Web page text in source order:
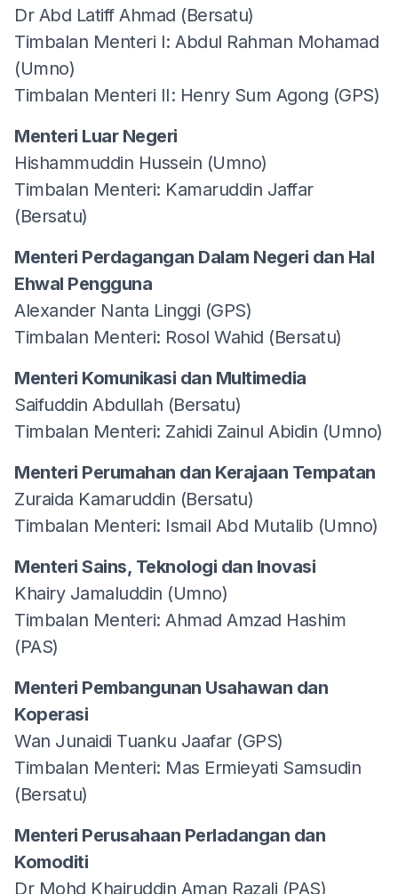
Dr Abd Latiff Ahmad (Bersatu)
Timbalan Menteri I: Abdul Rahman Mohamad
(Umno)
Timbalan Menteri II: Henry Sum Agong (GPS)
Menteri Luar Negeri
Hishammuddin Hussein (Umno)
Timbalan Menteri: Kamaruddin Jaffar
(Bersatu)
Menteri Perdagangan Dalam Negeri dan Hal
Ehwal Pengguna
Alexander Nanta Linggi (GPS)
Timbalan Menteri: Rosol Wahid (Bersatu)
Menteri Komunikasi dan Multimedia
Saifuddin Abdullah (Bersatu)
Timbalan Menteri: Zahidi Zainul Abidin (Umno)
Menteri Perumahan dan Kerajaan Tempatan
Zuraida Kamaruddin (Bersatu)
Timbalan Menteri: Ismail Abd Mutalib (Umno)
Menteri Sains, Teknologi dan Inovasi
Khairy Jamaluddin (Umno)
Timbalan Menteri: Ahmad Amzad Hashim
(PAS)
Menteri Pembangunan Usahawan dan
Koperasi
Wan Junaidi Tuanku Jaafar (GPS)
Timbalan Menteri: Mas Ermieyati Samsudin
(Bersatu)
Menteri Perusahaan Perladangan dan
Komoditi
Dr Mohd Khairuddin Aman Razali (PAS)